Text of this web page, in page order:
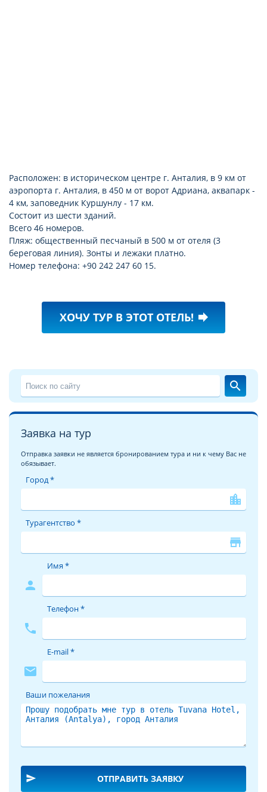
Расположен: в историческом центре г. Анталия, в 9 км от
аэропорта г. Анталия, в 450 м от ворот Адриана, аквапарк -
4 км, заповедник Куршунлу - 17 км.
Состоит из шести зданий.
Всего 46 номеров.
Пляж: общественный песчаный в 500 м от отеля (3
береговая линия). Зонты и лежаки платно.
Номер телефона: +90 242 247 60 15.
ХОЧУ ТУР В ЭТОТ ОТЕЛЬ! forward
search
Заявка на тур
Отправка заявки не является бронированием тура и ни к чему Вас не
обязывает.
Город *
location_city
Турагентство *
store
person
Имя *
phone
Телефон *
mail
E-mail *
Ваши пожелания
send ОТПРАВИТЬ ЗАЯВКУ